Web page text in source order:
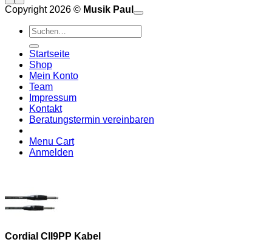
Copyright 2026 © Musik Paul
Suchen
nach:
Startseite
Shop
Mein Konto
Team
Impressum
Kontakt
Beratungstermin vereinbaren
Menu Cart
Anmelden
Cordial CII9PP Kabel